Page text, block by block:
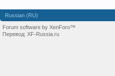
Russian (RU)
Forum software by XenForo™
Перевод: XF-Russia.ru